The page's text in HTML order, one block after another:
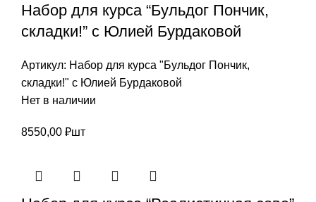
Набор для курса “Бульдог Пончик,
складки!” с Юлией Бурдаковой
Артикул: Набор для курса "Бульдог Пончик,
складки!" с Юлией Бурдаковой
Нет в наличии
8550,00 ₽шт